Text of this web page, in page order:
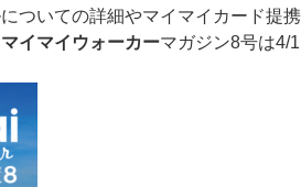
ついての詳細やマイマイカード提携
マイマイウォーカーマガジン8号は4/1